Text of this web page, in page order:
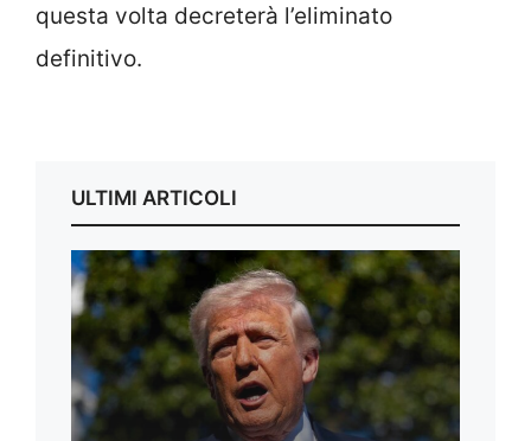
questa volta decreterà l’eliminato
definitivo.
ULTIMI ARTICOLI